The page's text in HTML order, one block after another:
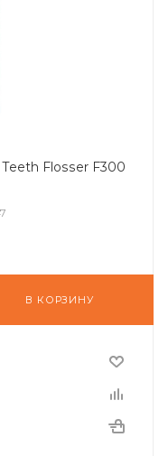
Flosser F300
В КОРЗИНУ